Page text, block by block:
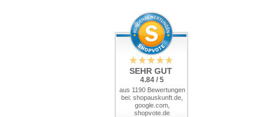
SEHR GUT
4.84 / 5
aus 1190 Bewertungen
bei: shopauskunft.de,
google.com,
shopvote.de